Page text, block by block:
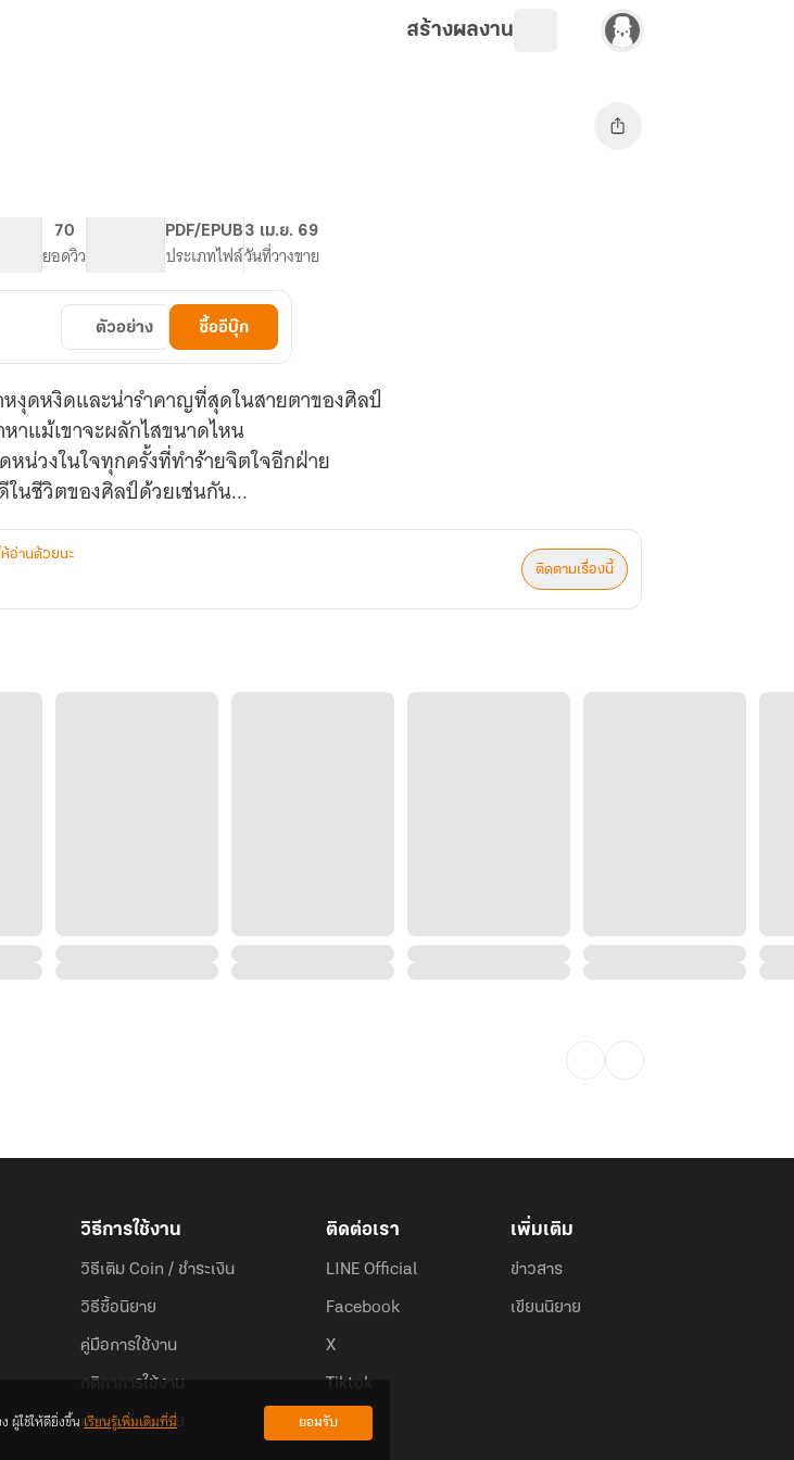
สร้างผลงาน
70
ยอดวิว
PDF/EPUB
ประเภทไฟล์
3 เม.ย. 69
วันที่วางขาย
ตัวอย่าง ซื้ออีบุ๊ก
งุดหงิดและน่ารำคาญที่สุดในสายตาของศิลป์
าแม้เขาจะผลักไสขนาดไหน
น่วงในใจทุกครั้งที่ทำร้ายจิตใจอีกฝ่าย
นชีวิตของศิลป์ด้วยเช่นกัน...
อ่านด้วยนะ
ติดตามเรื่องนี้
วิธีการใช้งาน
วิธีเติม Coin / ชำระเงิน
วิธีซื้อนิยาย
คู่มือการใช้งาน
กติกาการใช้งาน
คำถามที่พบบ่อย
ติดต่อเรา
LINE Official
Facebook
X
Tiktok
เพิ่มเติม
ข่าวสาร
เขียนนิยาย
ใช้ให้ดียิ่งขึ้นเรียนรู้เพิ่มเติมที่นี่ ยอมรับ